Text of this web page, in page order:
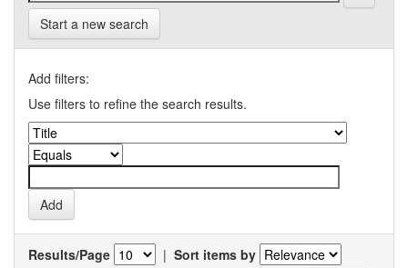
Start a new search
Add filters:
Use filters to refine the search results.
Results/Page | Sort items by